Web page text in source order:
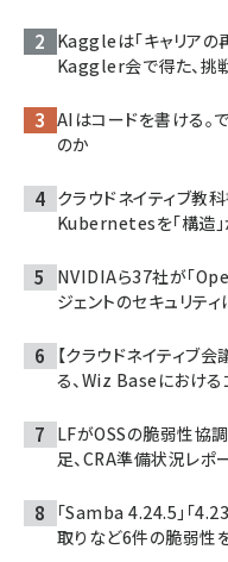
Kaggleは「キャリア
Kaggler会で得た、挑
AIはコードを書ける。
のか
クラウドネイティブ教
Kubernetesを「構造
NVIDIAら37社が「
ジェントのセキュリテ
【クラウドネイティブ
る、Wiz Baseにおけ
LFがOSSの脆弱性協
足、CRA準備状況レポ
「Samba 4.24.5」「
取りなど6件の脆弱性